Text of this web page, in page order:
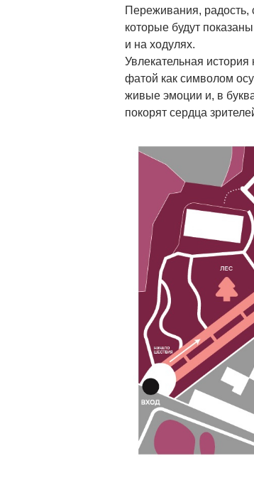
Переживания,
которые будут
и на ходулях.
Увлекательная
фатой как символом
живые эмоции и, в
покорят сердца